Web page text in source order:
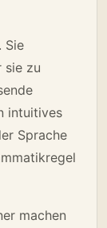
Sie
sie zu
intuitives
Sprache
machen